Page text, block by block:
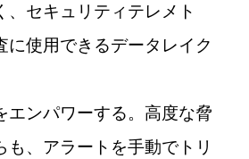
、セキュリティテレメト
に使用できるデータレイク
エンパワーする。高度な脅
も、アラートを手動でトリ